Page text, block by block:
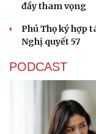
đầy tham vọng
Phú Thọ ký hợp
Nghị quyết 57
PODCAST